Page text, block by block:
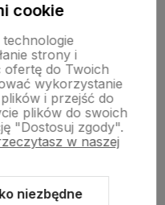
cookie
strony i
ofertę do Twoich
wykorzystanie
i przejść do
plików do swoich
"Dostosuj zgody".
w naszej
niezbędne